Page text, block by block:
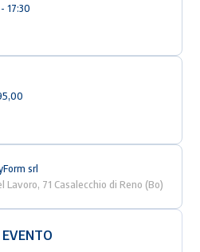
17:30
srl
Lavoro, 71 Casalecchio di Reno (Bo)